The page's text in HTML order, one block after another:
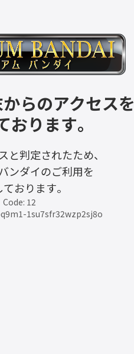
らのアクセスを
おります。
と判定されたため、
ンダイのご利用を
おります。
Code: 12
1su7sfr32wzp2sj8o